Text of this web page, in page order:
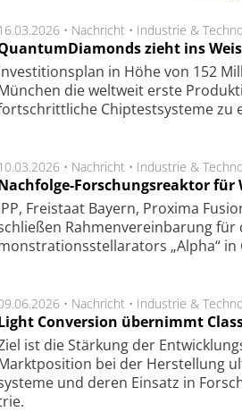
• Nachricht • Industrie &
zieht ins
in Höhe von 152
die welt­weit ers­te
Chip­test­sys­te­me zu
• Nachricht • Industrie &
Forschungsreaktor für
Frei­staat Bay­ern, Pro­xi­ma
Rah­men­ver­ein­ba­rung für
„Alpha“ in
• Nachricht • Industrie &
Conversion übernimmt
ist die Stär­kung der
bei der Her­stel­lung
und de­ren Ein­satz in